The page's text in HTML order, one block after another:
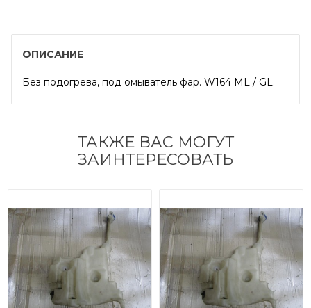
ОПИСАНИЕ
Без подогрева, под омыватель фар. W164 ML / GL.
ТАКЖЕ ВАС МОГУТ
ЗАИНТЕРЕСОВАТЬ